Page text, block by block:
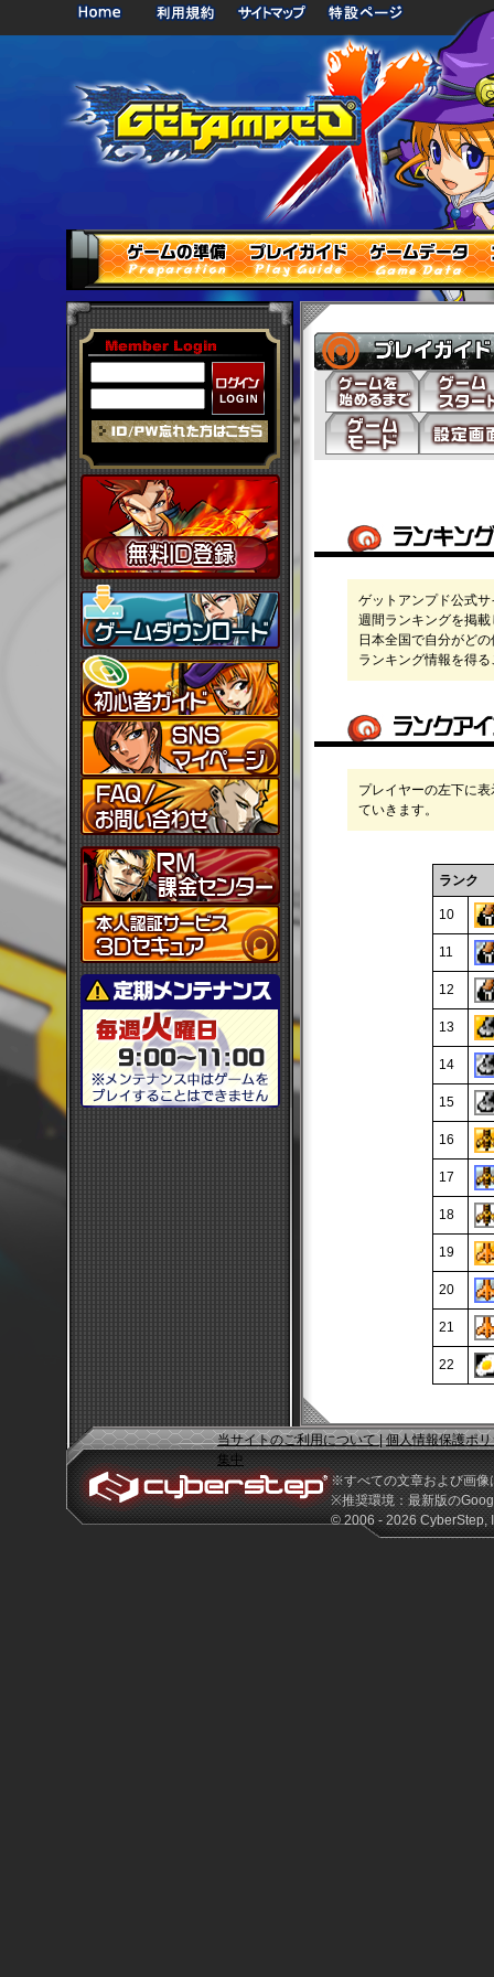
ゲットアンプド公式
週間ランキングを掲
日本全国で自分がど
ランキング情報を得
プレイヤーの左下に
ていきます。
ランク
10
11
12
13
14
15
16
17
18
19
20
21
22
当サイトのご利用について|個人情報保護ポ
集中
※すべての文章および画像
※推奨環境：最新版の
© 2006 - 2026 CyberStep,